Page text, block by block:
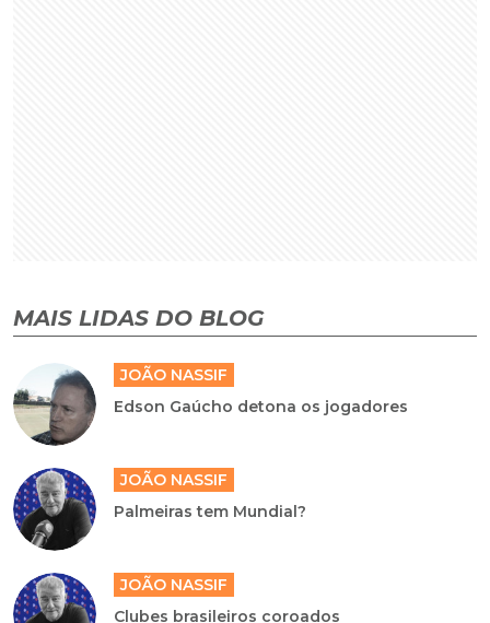
MAIS LIDAS DO BLOG
JOÃO NASSIF
Edson Gaúcho detona os jogadores
JOÃO NASSIF
Palmeiras tem Mundial?
JOÃO NASSIF
Clubes brasileiros coroados